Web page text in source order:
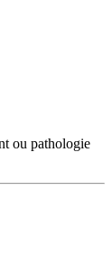
ou pathologie